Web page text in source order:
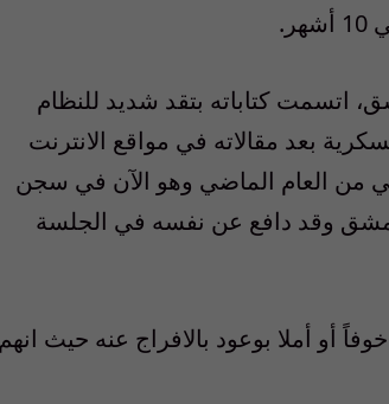
كتاباته بتقد شديد للنظام
بعد مقالاته في مواقع الانترنت
من العام الماضي وهو الآن في سجن
دمشق وقد دافع عن نفسه في الجلسة
أو أملا بوعود بالافراج عنه حيث انهم